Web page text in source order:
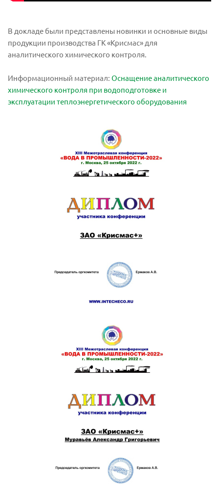
В докладе были представлены новинки и основные виды
продукции производства ГК «Крисмас» для
аналитического химического контроля.
Информационный материал: Оснащение аналитического
химического контроля при водоподготовке и
эксплуатации теплоэнергетического оборудования